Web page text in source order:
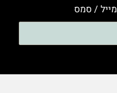
/ סמס